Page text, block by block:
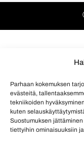
Parhaan kokemuksen
evästeitä,
tekniikoiden
kuten
Suostumuksen
tiettyihin ominaisuuksiin